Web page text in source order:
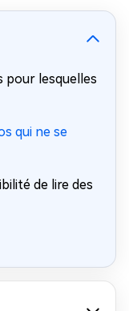
pour lesquelles
qui ne se
de lire des